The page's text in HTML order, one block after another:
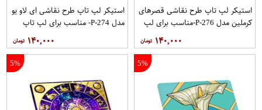
استیکر لپ تاپ طرح نقاشی قصرهای
کرملین مدل P-276-مناسب برای لپ
۱۴۰,۰۰۰
استیکر لپ تاپ طرح نقاشی ای لاو یو
مدل P-274- مناسب برای لپ تاپ
۱۴۰,۰۰۰
5%
5%